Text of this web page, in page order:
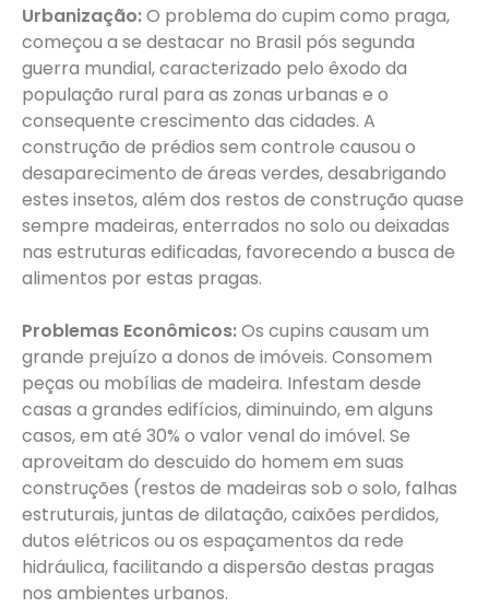
Urbanização:O problema do cupim como praga,
começou a se destacar no Brasil pós segunda
guerra mundial, caracterizado pelo êxodo da
população rural para as zonas urbanas e o
consequente crescimento das cidades. A
construção de prédios sem controle causou o
desaparecimento de áreas verdes, desabrigando
estes insetos, além dos restos de construção quase
sempre madeiras, enterrados no solo ou deixadas
nas estruturas edificadas, favorecendo a busca de
alimentos por estas pragas.
Problemas Econômicos:Os cupins causam um
grande prejuízo a donos de imóveis. Consomem
peças ou mobílias de madeira. Infestam desde
casas a grandes edifícios, diminuindo, em alguns
casos, em até 30% o valor venal do imóvel. Se
aproveitam do descuido do homem em suas
construções (restos de madeiras sob o solo, falhas
estruturais, juntas de dilatação, caixões perdidos,
dutos elétricos ou os espaçamentos da rede
hidráulica, facilitando a dispersão destas pragas
nos ambientes urbanos.